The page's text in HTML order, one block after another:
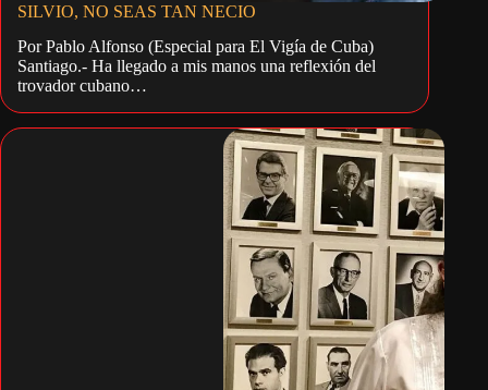
SILVIO, NO SEAS TAN NECIO
Por Pablo Alfonso (Especial para El Vigía de Cuba)
Santiago.- Ha llegado a mis manos una reflexión del
trovador cubano…